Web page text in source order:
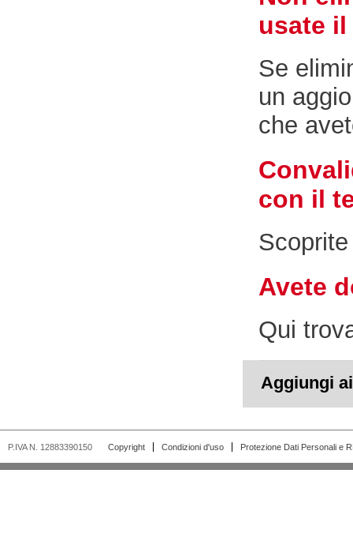
usate
Se
un
che
con il
Avete
Qui
Aggiungi
P.IVA N. 12883390150 Copyright Condizioni d'uso Protezione Dati Personali e